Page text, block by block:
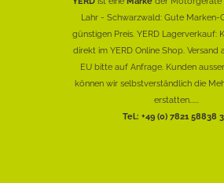
Lahr - Schwarzwald: Gute Marken-
günstigen Preis. YERD Lagerverkauf:
direkt im YERD Online Shop. Versand
EU bitte auf Anfrage. Kunden
können wir selbstverständlich die
erstatten......
Tel.: +49 (0) 7821 58838